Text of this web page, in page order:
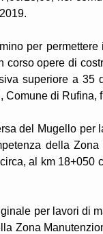
per
corso opere di
superiore a 35
Comune di Rufina,
del Mugello
della
al km
per lavori di
Zona